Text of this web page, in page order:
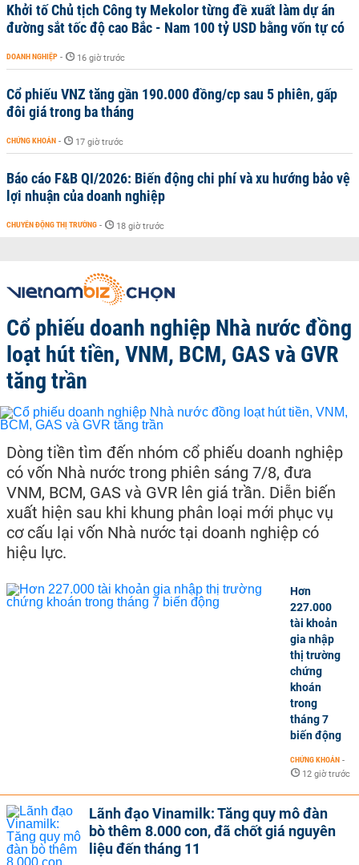
Khởi tố Chủ tịch Công ty Mekolor từng đề xuất làm dự án
đường sắt tốc độ cao Bắc - Nam 100 tỷ USD bằng vốn tự có
DOANH NGHIỆP - 16 giờ trước
Cổ phiếu VNZ tăng gần 190.000 đồng/cp sau 5 phiên, gấp
đôi giá trong ba tháng
CHỨNG KHOÁN - 17 giờ trước
Báo cáo F&B QI/2026: Biến động chi phí và xu hướng bảo vệ
lợi nhuận của doanh nghiệp
CHUYỂN ĐỘNG THỊ TRƯỜNG - 18 giờ trước
Cổ phiếu doanh nghiệp Nhà nước đồng
loạt hút tiền, VNM, BCM, GAS và GVR
tăng trần
Dòng tiền tìm đến nhóm cổ phiếu doanh nghiệp
có vốn Nhà nước trong phiên sáng 7/8, đưa
VNM, BCM, GAS và GVR lên giá trần. Diễn biến
xuất hiện sau khi khung phân loại mới phục vụ
cơ cấu lại vốn Nhà nước tại doanh nghiệp có
hiệu lực.
Hơn
227.000
tài khoản
gia nhập
thị trường
chứng
khoán
trong
tháng 7
biến động
CHỨNG KHOÁN -
12 giờ trước
Lãnh đạo Vinamilk: Tăng quy mô đàn
bò thêm 8.000 con, đã chốt giá nguyên
liệu đến tháng 11